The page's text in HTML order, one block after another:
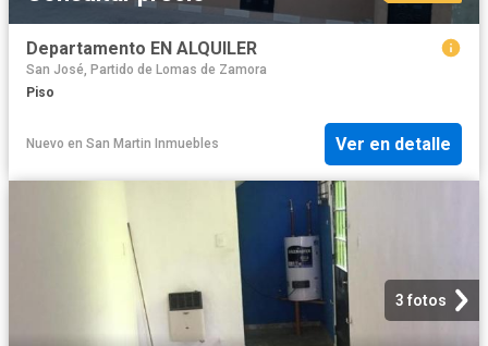
Departamento EN ALQUILER
San José, Partido de Lomas de Zamora
Piso
Nuevo en San Martin Inmuebles Ver en detalle
3 fotos